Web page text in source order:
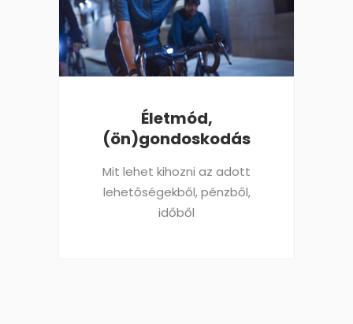
Életmód,
(ön)gondoskodás
Mit lehet kihozni az adott
lehetőségekből, pénzből,
időből